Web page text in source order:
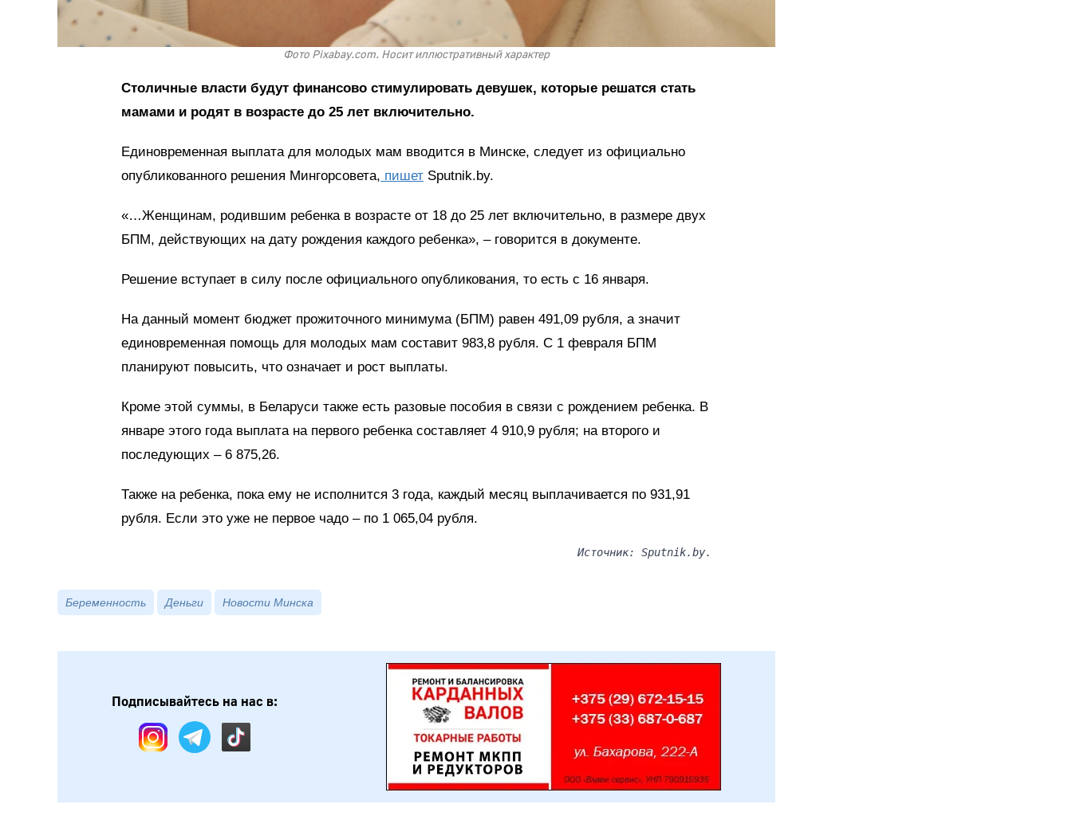
Фото Pixabay.com. Носит иллюстративный характер
Столичные власти будут финансово стимулировать девушек, которые решатся стать
мамами и родят в возрасте до 25 лет включительно.
Единовременная выплата для молодых мам вводится в Минске, следует из официально
опубликованного решения Мингорсовета, пишет Sputnik.by.
«…Женщинам, родившим ребенка в возрасте от 18 до 25 лет включительно, в размере двух
БПМ, действующих на дату рождения каждого ребенка», – говорится в документе.
Решение вступает в силу после официального опубликования, то есть с 16 января.
На данный момент бюджет прожиточного минимума (БПМ) равен 491,09 рубля, а значит
единовременная помощь для молодых мам составит 983,8 рубля. С 1 февраля БПМ
планируют повысить, что означает и рост выплаты.
Кроме этой суммы, в Беларуси также есть разовые пособия в связи с рождением ребенка. В
январе этого года выплата на первого ребенка составляет 4 910,9 рубля; на второго и
последующих – 6 875,26.
Также на ребенка, пока ему не исполнится 3 года, каждый месяц выплачивается по 931,91
рубля. Если это уже не первое чадо – по 1 065,04 рубля.
Источник: Sputnik.by.
Беременность Деньги Новости Минска
Подписывайтесь на нас в: